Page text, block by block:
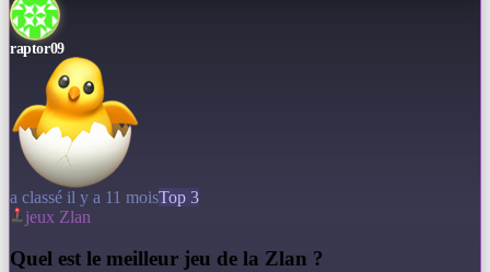
raptor09
a classé il y a 11 moisTop 3
jeux Zlan
Quel est le meilleur jeu de la Zlan ?